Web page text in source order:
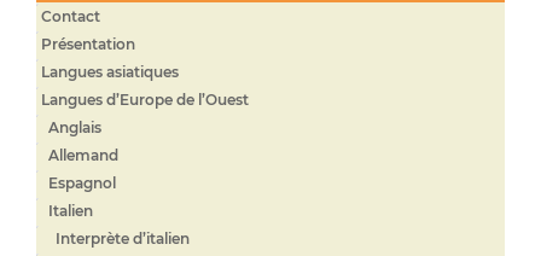
Contact
Présentation
Langues asiatiques
Langues d’Europe de l’Ouest
Anglais
Allemand
Espagnol
Italien
Interprète d’italien